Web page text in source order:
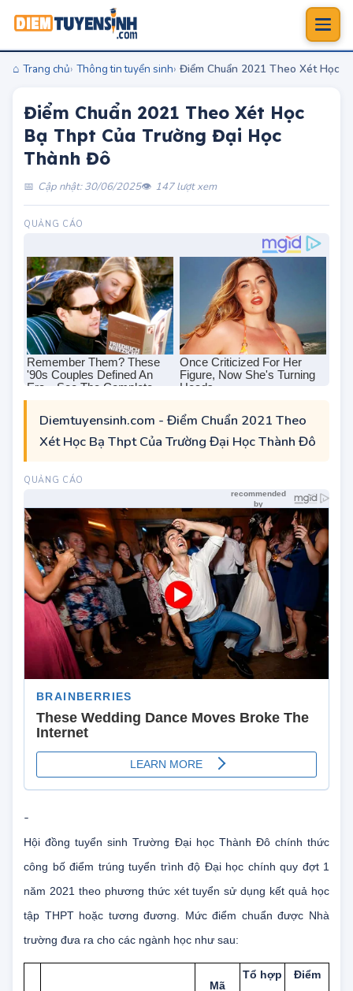
Trang chủ Thông tin tuyển sinh Điểm Chuẩn 2021 Theo Xét Học
Điểm Chuẩn 2021 Theo Xét Học
Bạ Thpt Của Trường Đại Học
Thành Đô
Cập nhật: 30/06/2025 147 lượt xem
Xét Học Bạ Thpt Của Trường Đại Học Thành Đô
-
Hội đồng tuyển sinh Trường Đại học Thành Đô chính thức
công bố điểm trúng tuyển trình độ Đại học chính quy đợt 1
năm 2021 theo phương thức xét tuyển sử dụng kết quả học
tập THPT hoặc tương đương. Mức điểm chuẩn được Nhà
trường đưa ra cho các ngành học như sau: